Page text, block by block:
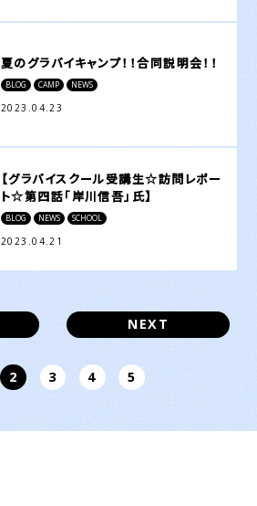
夏のグラバイキャンプ！！合同説明会！！
BLOG CAMP NEWS
2023.04.23
【グラバイスクール受講生☆訪問レポー
ト☆第四話「岸川信吾」氏】
BLOG NEWS SCHOOL
2023.04.21
2 3 4 5
NEXT